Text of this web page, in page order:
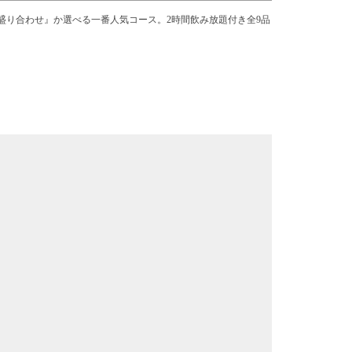
合わせ』か選べる一番人気コース。2時間飲み放題付き全9品